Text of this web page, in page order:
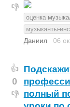
👎
оценка
музыканты-
Даниил 06
👍
0
👎 полный